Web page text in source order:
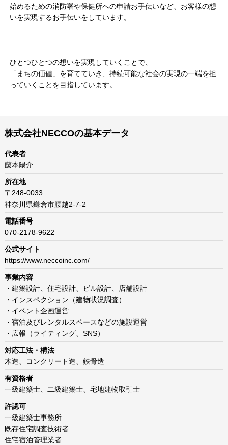
始めるための消防署や保健所への申請お手伝いなど、お客様の想
いを実現するお手伝いをしています。
ひとつひとつの想いを実現していくことで、
「まちの価値」を育てていき、持続可能な社会の実現の一端を担
っていくことを目指しています。
株式会社NECCOの基本データ
代表者
藤本陽介
所在地
〒248-0033
神奈川県鎌倉市腰越2-7-2
電話番号
070-2178-9622
公式サイト
https://www.neccoinc.com/
事業内容
・建築設計、住宅設計、ビル設計、店舗設計
・インスペクション（建物状況調査）
・イベント企画運営
・宿泊及びレンタルスペースなどの施設運営
・広報（ライティング、SNS）
対応工法・構法
木造、コンクリート造、鉄骨造
有資格者
一級建築士、二級建築士、宅地建物取引士
許認可
一級​建築士事務所
​既存住宅調査技術者
住宅宿泊管理業者